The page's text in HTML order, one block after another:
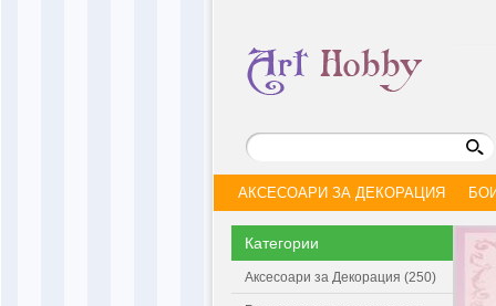
АКСЕСОАРИ ЗА ДЕКОРАЦИЯ
Категории
Аксесоари за Декорация (250)